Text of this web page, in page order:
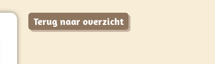
Terug naar overzicht